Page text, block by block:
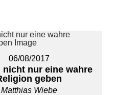
06/08/2017
nicht nur eine wahre
geben
Matthias Wiebe